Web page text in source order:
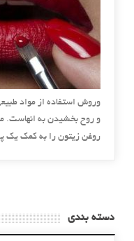
وروش استفاده از مواد
و روح بخشیدن به انهاست.
روغن زیتون را به کمک یک
دسته بندی